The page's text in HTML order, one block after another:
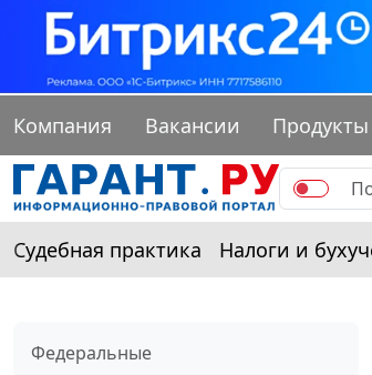
Компания Вакансии Продукты
Судебная практика Налоги и
Федеральные